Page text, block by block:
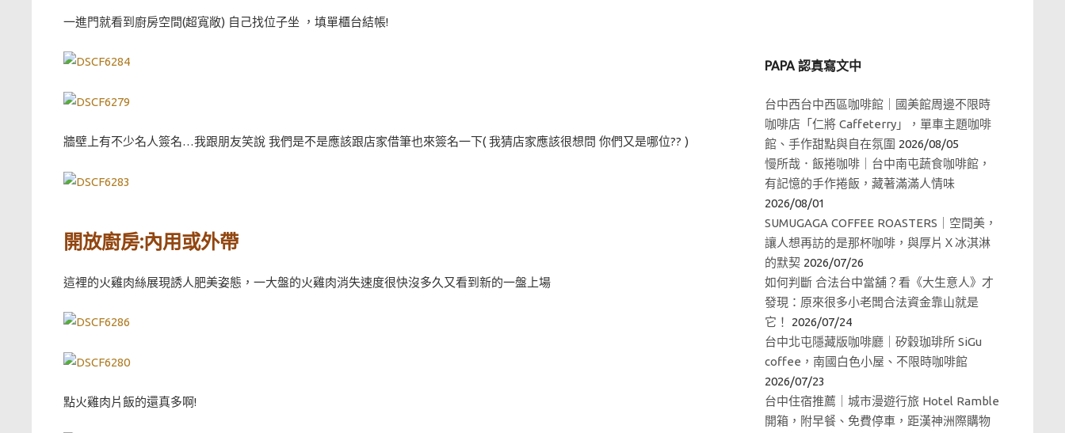
一進門就看到廚房空間(超寬敞) 自己找位子坐 ，填單櫃台結帳!
牆壁上有不少名人簽名…我跟朋友笑說 我們是不是應該跟店家借筆也來簽名一下( 我猜店家應該很想問 你們又是哪位?? )
開放廚房:內用或外帶
這裡的火雞肉絲展現誘人肥美姿態，一大盤的火雞肉消失速度很快沒多久又看到新的一盤上場
點火雞肉片飯的還真多啊!
PAPA 認真寫文中
台中西台中西區咖啡館｜國美館周邊不限時
咖啡店「仁將 Caffeterry」，單車主題咖啡
館、手作甜點與自在氛圍 2026/08/05
慢所哉．飯捲咖啡｜台中南屯蔬食咖啡館，
有記憶的手作捲飯，藏著滿滿人情味
2026/08/01
SUMUGAGA COFFEE ROASTERS｜空間美，
讓人想再訪的是那杯咖啡，與厚片Ｘ冰淇淋
的默契 2026/07/26
如何判斷 合法台中當舖？看《大生意人》才
發現：原來很多小老闆合法資金靠山就是
它！
2026/07/24
台中北屯隱藏版咖啡廳｜矽穀珈琲所 SiGu
coffee，南國白色小屋、不限時咖啡館
2026/07/23
台中住宿推薦｜城市漫遊行旅 Hotel Ramble
開箱，附早餐、免費停車，距漢神洲際購物